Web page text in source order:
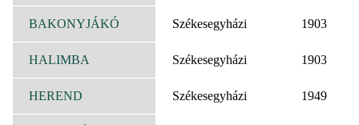
BAKONYJÁKÓ Székesegyházi 1903
HALIMBA Székesegyházi 1903
HEREND Székesegyházi 1949